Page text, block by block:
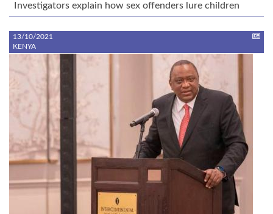
Investigators explain how sex offenders lure children
13/10/2021
KENYA